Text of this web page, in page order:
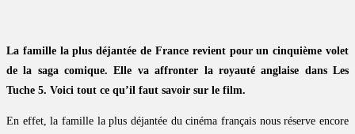
La famille la plus déjantée de France revient pour un cinquième volet
de la saga comique. Elle va affronter la royauté anglaise dans Les
Tuche 5. Voici tout ce qu’il faut savoir sur le film.
En effet, la famille la plus déjantée du cinéma français nous réserve encore